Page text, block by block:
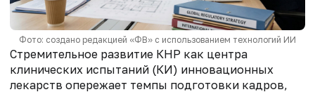
Фото: создано редакцией «ФВ» с использованием технологий ИИ
Стремительное развитие КНР как центра
клинических испытаний (КИ) инновационных
лекарств опережает темпы подготовки кадров,